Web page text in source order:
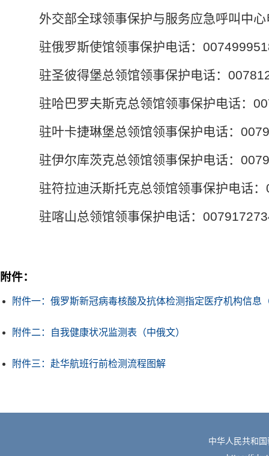
外交部全球领事保护与服务应急呼叫中
驻俄罗斯使馆领事保护电话：
驻圣彼得堡总领馆领事保护电话：
驻哈巴罗夫斯克总领馆领事保护电话：
驻叶卡捷琳堡总领馆领事保护电话：
驻伊尔库茨克总领馆领事保护电话：
驻符拉迪沃斯托克总领馆领事保护电话：
驻喀山总领馆领事保护电话：
附件：
附件一：俄罗斯新冠病毒核酸及抗体检测指定医疗机构信息
附件二：自我健康状况监测表（中俄文）
附件三：赴华航班行前检测流程图解
中华人民共和